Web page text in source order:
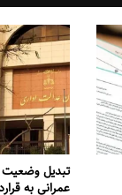
تبدیل
عمرانی به